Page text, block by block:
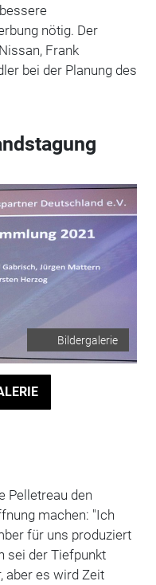
nötig. Der
Frank
bei der Planung des
Bildergalerie
Pelletreau den
machen: "Ich
für uns produziert
sei der Tiefpunkt
aber es wird Zeit